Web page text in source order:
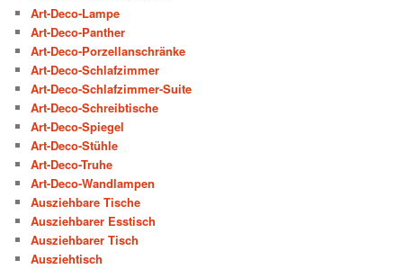
Art-Deco-Lampe
Art-Deco-Panther
Art-Deco-Porzellanschränke
Art-Deco-Schlafzimmer
Art-Deco-Schlafzimmer-Suite
Art-Deco-Schreibtische
Art-Deco-Spiegel
Art-Deco-Stühle
Art-Deco-Truhe
Art-Deco-Wandlampen
Ausziehbare Tische
Ausziehbarer Esstisch
Ausziehbarer Tisch
Ausziehtisch